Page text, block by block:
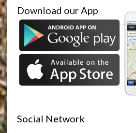
Download our App
Social Network